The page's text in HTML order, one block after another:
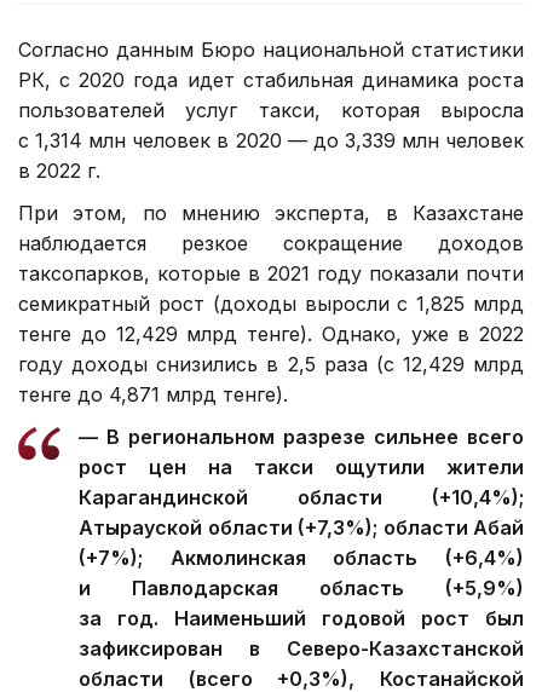
Согласно данным Бюро национальной статистики
РК, с 2020 года идет стабильная динамика роста
пользователей услуг такси, которая выросла
с 1,314 млн человек в 2020 — до 3,339 млн человек
в 2022 г.
При этом, по мнению эксперта, в Казахстане
наблюдается резкое сокращение доходов
таксопарков, которые в 2021 году показали почти
семикратный рост (доходы выросли с 1,825 млрд
тенге до 12,429 млрд тенге). Однако, уже в 2022
году доходы снизились в 2,5 раза (с 12,429 млрд
тенге до 4,871 млрд тенге).
— В региональном разрезе сильнее всего
рост цен на такси ощутили жители
Карагандинской области (+10,4%);
Атырауской области (+7,3%); области Абай
(+7%); Акмолинская область (+6,4%)
и Павлодарская область (+5,9%)
за год. Наименьший годовой рост был
зафиксирован в Северо-Казахстанской
области (всего +0,3%), Костанайской